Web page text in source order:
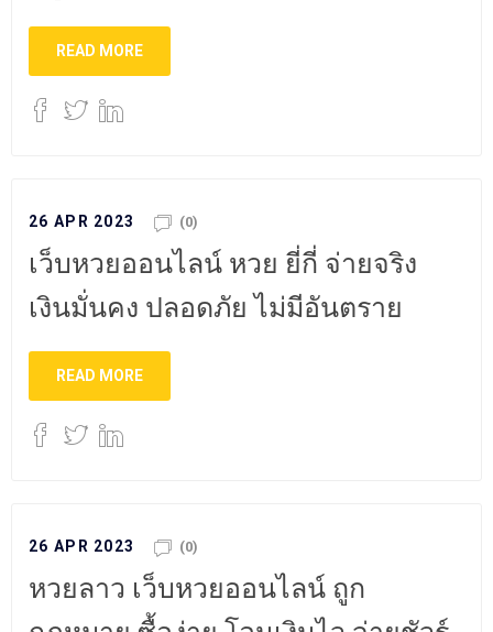
READ MORE
26 APR 2023 (0)
เว็บหวยออนไลน์ หวย ยี่กี่ จ่ายจริง
เงินมั่นคง ปลอดภัย ไม่มีอันตราย
READ MORE
26 APR 2023 (0)
หวยลาว เว็บหวยออนไลน์ ถูก